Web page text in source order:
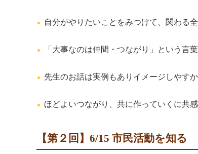
自分がやりたいことをみつけて、関わる
「大事なのは仲間・つながり」という言
先生のお話は実例もありイメージしやす
ほどよいつながり、共に作っていくに共感
【第２回】6/15 市民活動を知る